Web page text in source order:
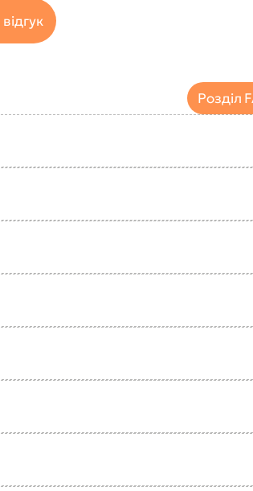
Розділ